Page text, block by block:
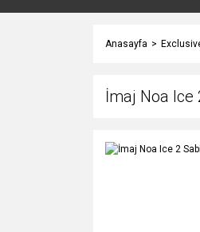
Anasayfa
İmaj Noa Ice